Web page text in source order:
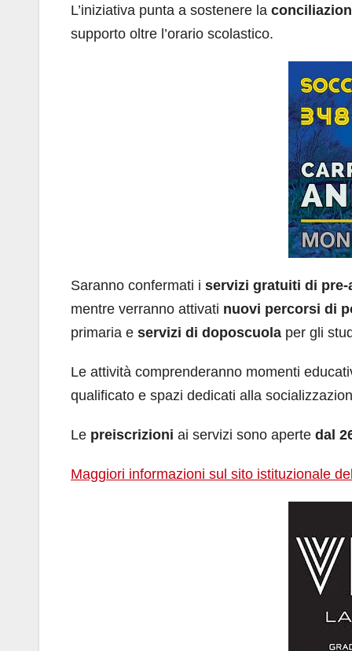
L’iniziativa punta a sostenere la
supporto oltre l’orario scolastico.
Saranno confermati i servizi gratuiti di pre-
mentre verranno attivati nuovi percorsi di
primaria e servizi di doposcuola per gli
Le attività comprenderanno momenti
qualificato e spazi dedicati alla
Le preiscrizioni ai servizi sono aperte dal
Maggiori informazioni sul sito istituzionale